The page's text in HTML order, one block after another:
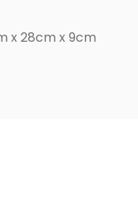
x 28cm x 9cm